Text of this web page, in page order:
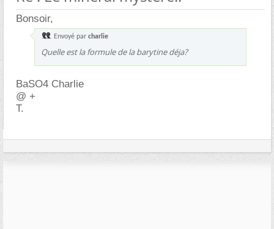
Bonsoir,
Envoyé par charlie
Quelle est la formule de la barytine déja?
BaSO4 Charlie
@ +
T.